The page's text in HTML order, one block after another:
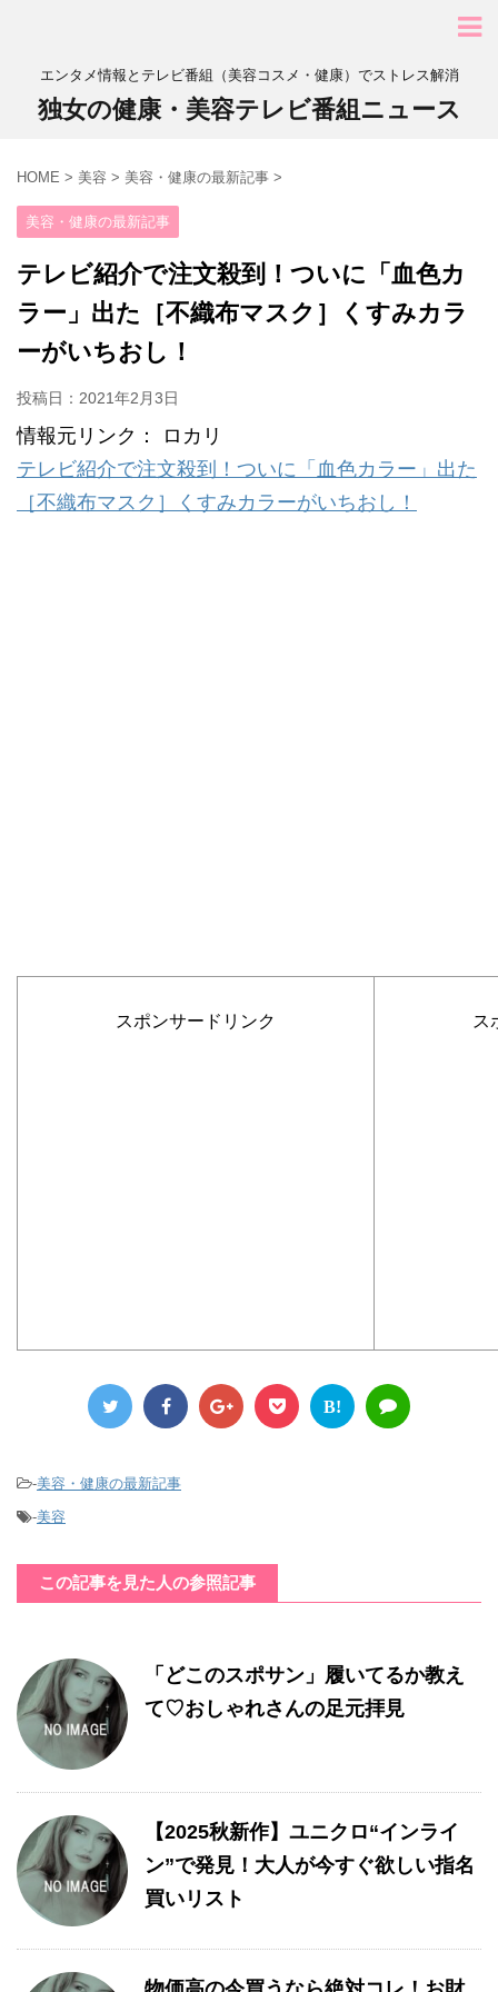
エンタメ情報とテレビ番組（美容コスメ・健康）でストレス解消
独女の健康・美容テレビ番組ニュース
HOME > 美容 > 美容・健康の最新記事 >
美容・健康の最新記事
テレビ紹介で注文殺到！ついに「血色カ
ラー」出た［不織布マスク］くすみカラ
ーがいちおし！
投稿日： 2021年2月3日
情報元リンク： ロカリ
テレビ紹介で注文殺到！ついに「血色カラー」出た
［不織布マスク］くすみカラーがいちおし！
スポンサードリンク ス
B!
-美容・健康の最新記事
-美容
この記事を見た人の参照記事
「どこのスポサン」履いてるか教え
て♡おしゃれさんの足元拝見
【2025秋新作】ユニクロ“インライ
ン”で発見！大人が今すぐ欲しい指名
買いリスト